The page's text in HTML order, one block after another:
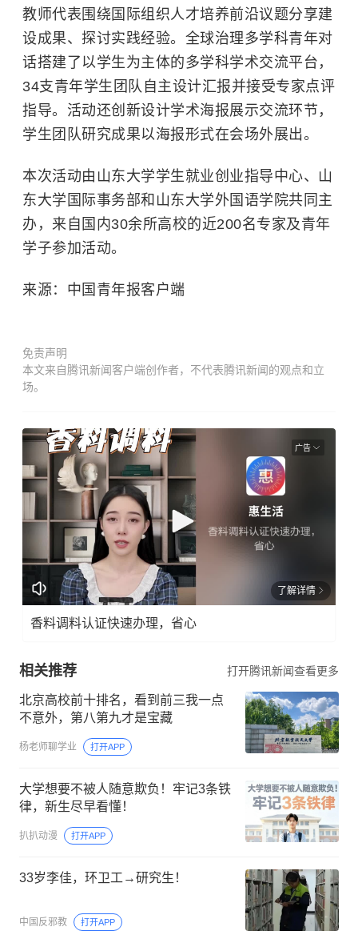
教师代表围绕国际组织人才培养前沿议题分享建
设成果、探讨实践经验。全球治理多学科青年对
话搭建了以学生为主体的多学科学术交流平台，
34支青年学生团队自主设计汇报并接受专家点评
指导。活动还创新设计学术海报展示交流环节，
学生团队研究成果以海报形式在会场外展出。
本次活动由 山东大学学生就业创业指导中心、山
东大学国际事务部和山东大学外国语学院共同主
办，来自国内30余所高校的近200名专家及青年
学子参加活动。
来源：中国青年报客户端
免责声明
本文来自腾讯新闻客户端创作者，不代表腾讯新闻的观点和立
场。
广告
了解详情
香料调料认证快速办理，省心
相关推荐 打开腾讯新闻查看更多
北京高校前十排名，看到前三我一点
不意外，第八第九才是宝藏
杨老师聊学业 打开APP
大学想要不被人随意欺负！牢记3条铁
律，新生尽早看懂！
扒扒动漫 打开APP
33岁李佳，环卫工→研究生！
中国反邪教 打开APP